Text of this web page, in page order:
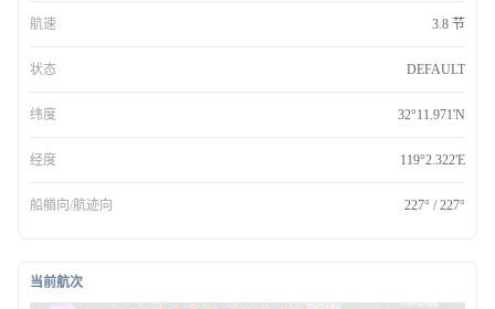
航速 3.8 节
状态 DEFAULT
纬度 32°11.971'N
经度 119°2.322'E
船艏向/航迹向 227° / 227°
当前航次